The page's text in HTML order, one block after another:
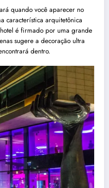
quando você aparecer no
característica arquitetônica
é firmado por uma grande
sugere a decoração ultra
dentro.